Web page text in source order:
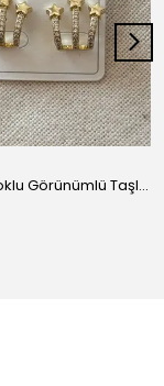
Xuping Çoklu Görünümlü Taşlı Yıldız Küpe